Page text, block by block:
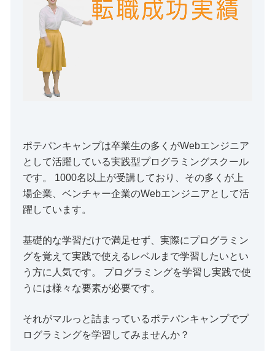
ポテパンキャンプは卒業生の多くがWebエンジニア
として活躍している実践型プログラミングスクール
です。 1000名以上が受講しており、その多くが上
場企業、ベンチャー企業のWebエンジニアとして活
躍しています。
基礎的な学習だけで満足せず、実際にプログラミン
グを覚えて実践で使えるレベルまで学習したいとい
う方に人気です。 プログラミングを学習し実践で使
うには様々な要素が必要です。
それがマルっと詰まっているポテパンキャンプでプ
ログラミングを学習してみませんか？